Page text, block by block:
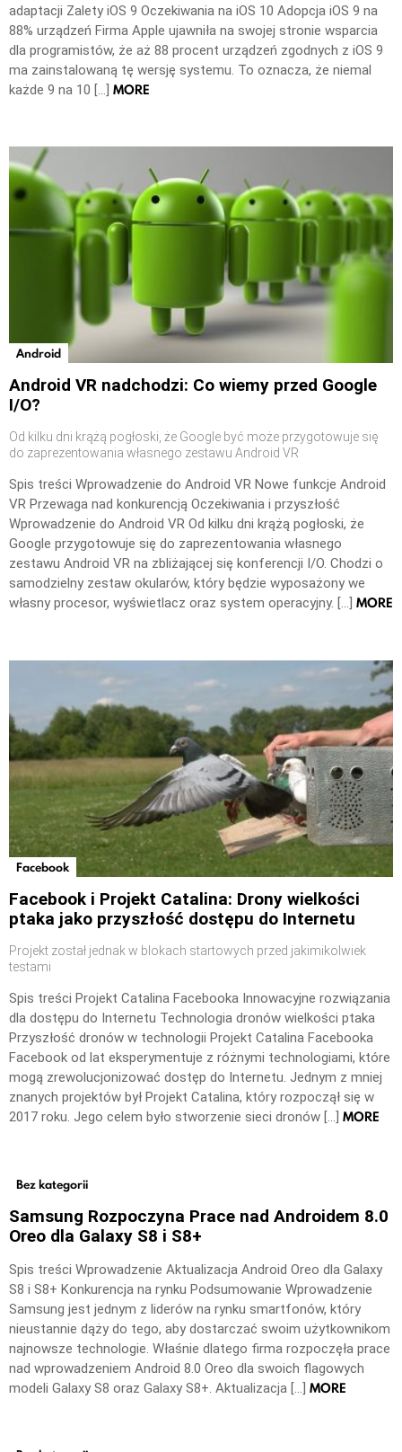
adaptacji Zalety iOS 9 Oczekiwania na iOS 10 Adopcja iOS 9 na
88% urządzeń Firma Apple ujawniła na swojej stronie wsparcia
dla programistów, że aż 88 procent urządzeń zgodnych z iOS 9
ma zainstalowaną tę wersję systemu. To oznacza, że niemal
każde 9 na 10 […] MORE
Android
Android VR nadchodzi: Co wiemy przed Google
I/O?
Od kilku dni krążą pogłoski, że Google być może przygotowuje się
do zaprezentowania własnego zestawu Android VR
Spis treści Wprowadzenie do Android VR Nowe funkcje Android
VR Przewaga nad konkurencją Oczekiwania i przyszłość
Wprowadzenie do Android VR Od kilku dni krążą pogłoski, że
Google przygotowuje się do zaprezentowania własnego
zestawu Android VR na zbliżającej się konferencji I/O. Chodzi o
samodzielny zestaw okularów, który będzie wyposażony we
własny procesor, wyświetlacz oraz system operacyjny. […] MORE
Facebook
Facebook i Projekt Catalina: Drony wielkości
ptaka jako przyszłość dostępu do Internetu
Projekt został jednak w blokach startowych przed jakimikolwiek
testami
Spis treści Projekt Catalina Facebooka Innowacyjne rozwiązania
dla dostępu do Internetu Technologia dronów wielkości ptaka
Przyszłość dronów w technologii Projekt Catalina Facebooka
Facebook od lat eksperymentuje z różnymi technologiami, które
mogą zrewolucjonizować dostęp do Internetu. Jednym z mniej
znanych projektów był Projekt Catalina, który rozpoczął się w
2017 roku. Jego celem było stworzenie sieci dronów […] MORE
Bez kategorii
Samsung Rozpoczyna Prace nad Androidem 8.0
Oreo dla Galaxy S8 i S8+
Spis treści Wprowadzenie Aktualizacja Android Oreo dla Galaxy
S8 i S8+ Konkurencja na rynku Podsumowanie Wprowadzenie
Samsung jest jednym z liderów na rynku smartfonów, który
nieustannie dąży do tego, aby dostarczać swoim użytkownikom
najnowsze technologie. Właśnie dlatego firma rozpoczęła prace
nad wprowadzeniem Android 8.0 Oreo dla swoich flagowych
modeli Galaxy S8 oraz Galaxy S8+. Aktualizacja […] MORE